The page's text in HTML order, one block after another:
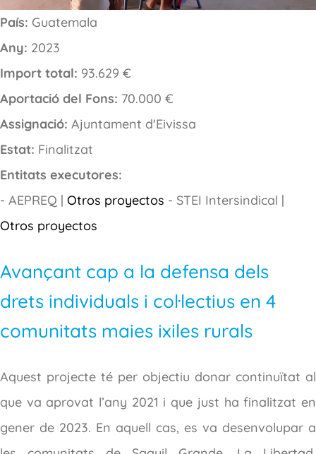
País: Guatemala
Any: 2023
Import total: 93.629 €
Aportació del Fons: 70.000 €
Assignació: Ajuntament d'Eivissa
Estat: Finalitzat
Entitats executores:
- AEPREQ | Otros proyectos - STEI Intersindical |
Otros proyectos
Avançant cap a la defensa dels
drets individuals i col·lectius en 4
comunitats maies ixiles rurals
Aquest projecte té per objectiu donar continuïtat al
que va aprovat l’any 2021 i que just ha finalitzat en
gener de 2023. En aquell cas, es va desenvolupar a